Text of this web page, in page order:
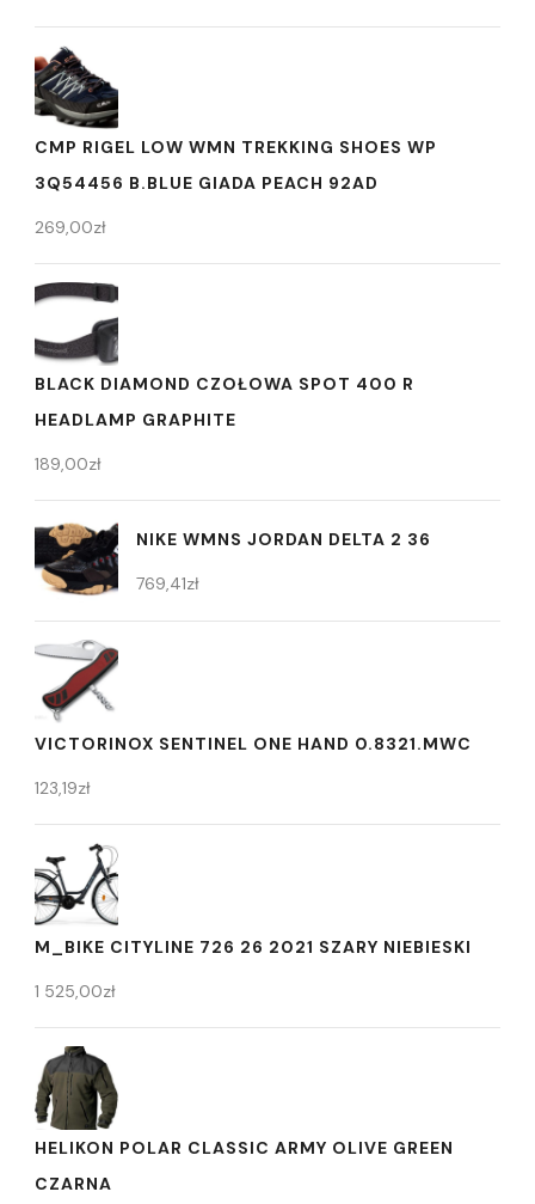
CMP RIGEL LOW WMN TREKKING SHOES WP
3Q54456 B.BLUE GIADA PEACH 92AD
269,00zł
BLACK DIAMOND CZOŁOWA SPOT 400 R
HEADLAMP GRAPHITE
189,00zł
NIKE WMNS JORDAN DELTA 2 36
769,41zł
VICTORINOX SENTINEL ONE HAND 0.8321.MWC
123,19zł
M_BIKE CITYLINE 726 26 2021 SZARY NIEBIESKI
1 525,00zł
HELIKON POLAR CLASSIC ARMY OLIVE GREEN
CZARNA